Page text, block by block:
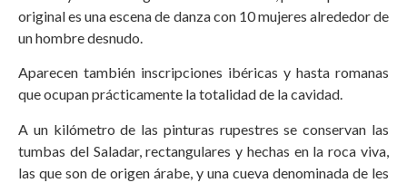
original es una escena de danza con 10 mujeres alrededor de
un hombre desnudo.
Aparecen también inscripciones ibéricas y hasta romanas
que ocupan prácticamente la totalidad de la cavidad.
A un kilómetro de las pinturas rupestres se conservan las
tumbas del Saladar, rectangulares y hechas en la roca viva,
las que son de origen árabe, y una cueva denominada de les